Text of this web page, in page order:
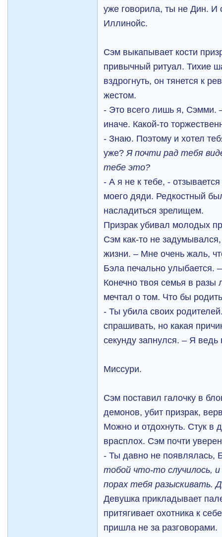
уже говорила, ты не Дин. И
Иллинойс.
Сэм выкапывает кости
привычный ритуал. Тихие
вздрогнуть, он тянется к
жестом.
- Это всего лишь я, Сэмми.
иначе. Какой-то
- Знаю. Поэтому и хотел
уже?Я почти рад тебя
тебе это?
- А я не к тебе, -
моего дяди. Редкостный
насладиться зрелищем.
Призрак убивал молодых
Сэм как-то не
жизни. – Мне очень жаль,
Бэла печально улыбается.
Конечно твоя семья в
мечтал о том. Что бы
- Ты убила своих
спрашивать, но какая
секунду запнулся. – Я ведь
Миссури.
Сэм поставил галочку в
демонов, убит призрак,
Можно и отдохнуть. Стук в
врасплох. Сэм почти
- Ты давно не появлялась,
тобой что-то случилось,
порах тебя разыскивать.
Девушка прикладывает
притягивает охотника к
пришла не за разговорами.